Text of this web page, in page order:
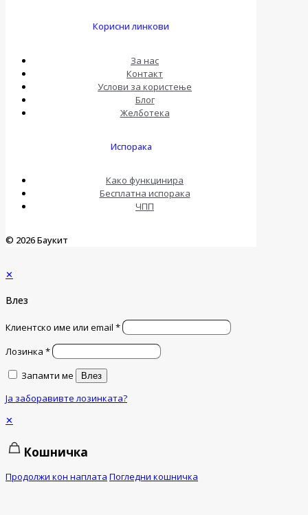
Корисни линкови
За нас
Контакт
Услови за користење
Блог
Желботека
Испорака
Како функцинира
Бесплатна испорака
ЧПП
© 2026 Баукит
✕
Влез
Клиентско име или email *
Лозинка *
Запамти ме
Влез
Ја заборавивте лозинката?
✕
Кошничка
Продолжи кон наплата Погледни кошничка